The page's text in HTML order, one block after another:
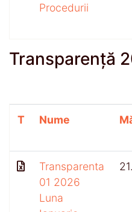
Procedurii
Transparență
T Nume
Transparenta
01 2026
Luna